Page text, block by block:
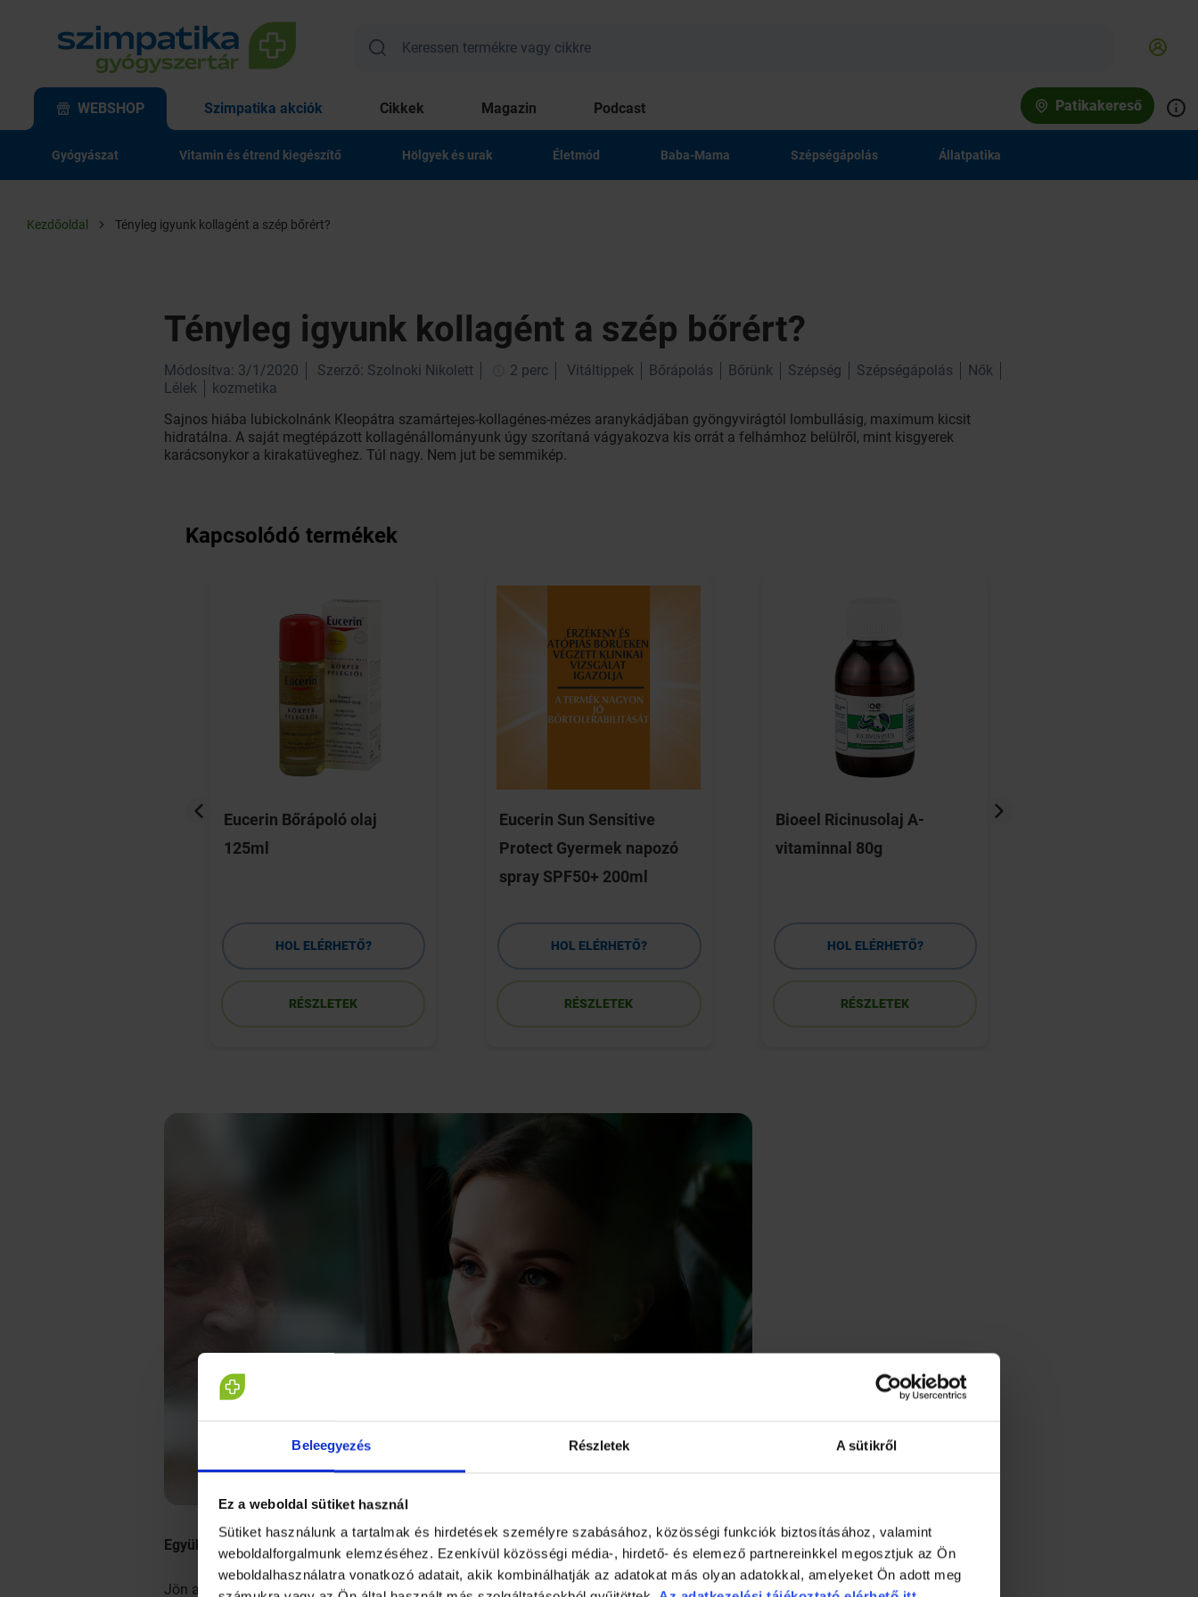
Beleegyezés Részletek A sütikről
Ez a weboldal sütiket használ
Sütiket használunk a tartalmak és hirdetések személyre szabásához, közösségi funkciók biztosításához, valamint
weboldalforgalmunk elemzéséhez. Ezenkívül közösségi média-, hirdető- és elemező partnereinkkel megosztjuk az Ön
weboldalhasználatra vonatkozó adatait, akik kombinálhatják az adatokat más olyan adatokkal, amelyeket Ön adott meg
WEBSHOP Szimpatika akciók Cikkek Magazin Podcast Patikakereső
Gyógyászat Vitamin és étrend kiegészítő Hölgyek és urak Életmód Baba-Mama Szépségápolás Állatpatika
Kezdőoldal Tényleg igyunk kollagént a szép bőrért?
Tényleg igyunk kollagént a szép bőrért?
Módosítva: 3/1/2020 Szerző: Szolnoki Nikolett 2 perc Vitáltippek Bőrápolás Bőrünk Szépség Szépségápolás
Nők
Lélek
kozmetika
Sajnos hiába lubickolnánk Kleopátra szamártejes-kollagénes-mézes aranykádjában gyöngyvirágtól lombullásig, maximum kicsit
hidratálna. A saját megtépázott kollagénállományunk úgy szorítaná vágyakozva kis orrát a felhámhoz belülről, mint kisgyerek
karácsonykor a kirakatüveghez. Túl nagy. Nem jut be semmikép.
Kapcsolódó termékek
Eucerin Bőrápoló olaj
125ml
HOL ELÉRHETŐ?
RÉSZLETEK
Eucerin Sun Sensitive
Protect Gyermek napozó
spray SPF50+ 200ml
HOL ELÉRHETŐ?
RÉSZLETEK
Bioeel Ricinusolaj A-
vitaminnal 80g
HOL ELÉRHETŐ?
RÉSZLETEK
Együk szépre magunkat
Jön az ötlet, akkor együk meg! Itt a gyomor és a bélrendszer a kerékkötő, akik csak végzik a dolgukat: idegen fehérjének tilos tábla.